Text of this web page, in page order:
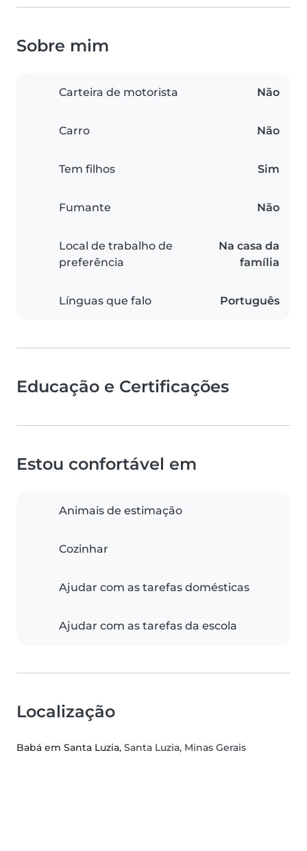
Sobre mim
Carteira de motorista Não
Carro Não
Tem filhos Sim
Fumante Não
Local de trabalho de
preferência
Na casa da
família
Línguas que falo Português
Educação e Certificações
Estou confortável em
Animais de estimação
Cozinhar
Ajudar com as tarefas domésticas
Ajudar com as tarefas da escola
Localização
Babá em Santa Luzia, Santa Luzia, Minas Gerais